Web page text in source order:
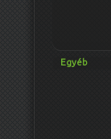
Egyéb